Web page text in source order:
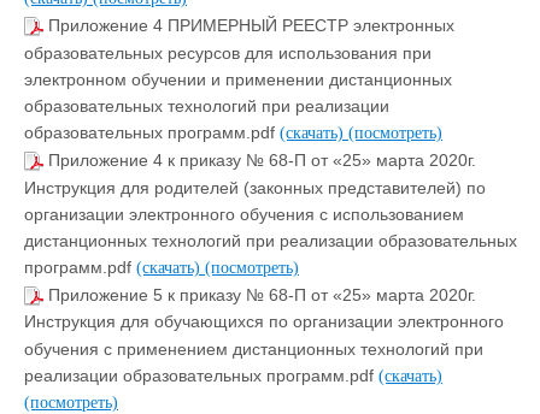
Приложение 4 ПРИМЕРНЫЙ РЕЕСТР электронных
образовательных ресурсов для использования при
электронном обучении и применении дистанционных
образовательных технологий при реализации
образовательных программ.pdf (скачать) (посмотреть)
Приложение 4 к приказу № 68-П от «25» марта 2020г.
Инструкция для родителей (законных представителей) по
организации электронного обучения с использованием
дистанционных технологий при реализации образовательных
программ.pdf (скачать) (посмотреть)
Приложение 5 к приказу № 68-П от «25» марта 2020г.
Инструкция для обучающихся по организации электронного
обучения с применением дистанционных технологий при
реализации образовательных программ.pdf (скачать)
(посмотреть)